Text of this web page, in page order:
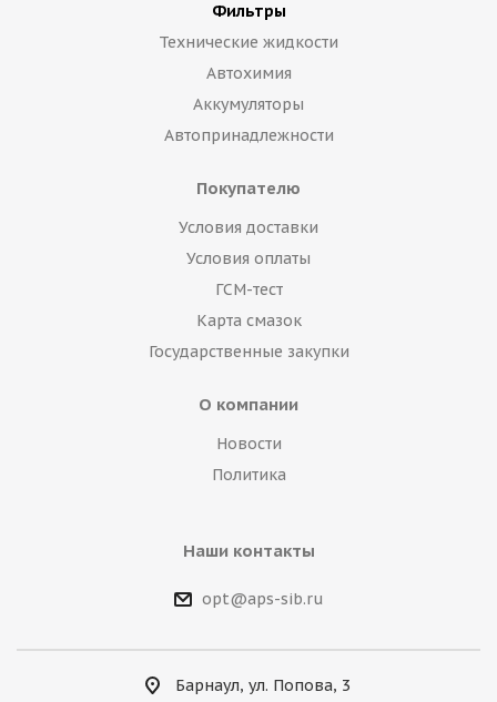
Фильтры
Технические жидкости
Автохимия
Аккумуляторы
Автопринадлежности
Покупателю
Условия доставки
Условия оплаты
ГСМ-тест
Карта смазок
Государственные закупки
О компании
Новости
Политика
Наши контакты
opt@aps-sib.ru
Барнаул, ул. Попова, 3